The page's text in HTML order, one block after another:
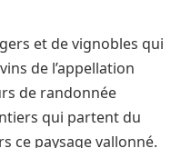
et de vignobles qui
de l’appellation
de randonnée
qui partent du
ce paysage vallonné.